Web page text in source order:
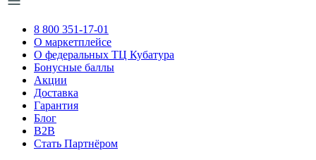
8 800 351-17-01
О маркетплейсе
О федеральных ТЦ Кубатура
Бонусные баллы
Акции
Доставка
Гарантия
Блог
B2B
Стать Партнёром